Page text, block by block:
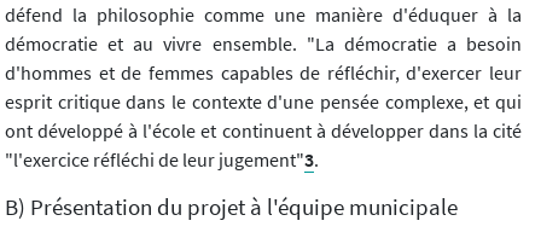
défend la philosophie comme une manière d'éduquer à la
démocratie et au vivre ensemble. "La démocratie a besoin
d'hommes et de femmes capables de réfléchir, d'exercer leur
esprit critique dans le contexte d'une pensée complexe, et qui
ont développé à l'école et continuent à développer dans la cité
"l'exercice réfléchi de leur jugement"3.
B) Présentation du projet à l'équipe municipale